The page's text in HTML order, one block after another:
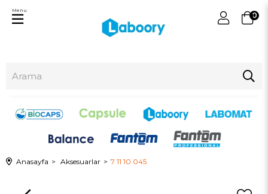
0
Menu
Anasayfa Aksesuarlar 7 11 10 045